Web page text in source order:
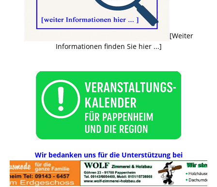
[Weiter
Informationen finden Sie hier ...]
Wir bedanken uns für die Unterstützung bei